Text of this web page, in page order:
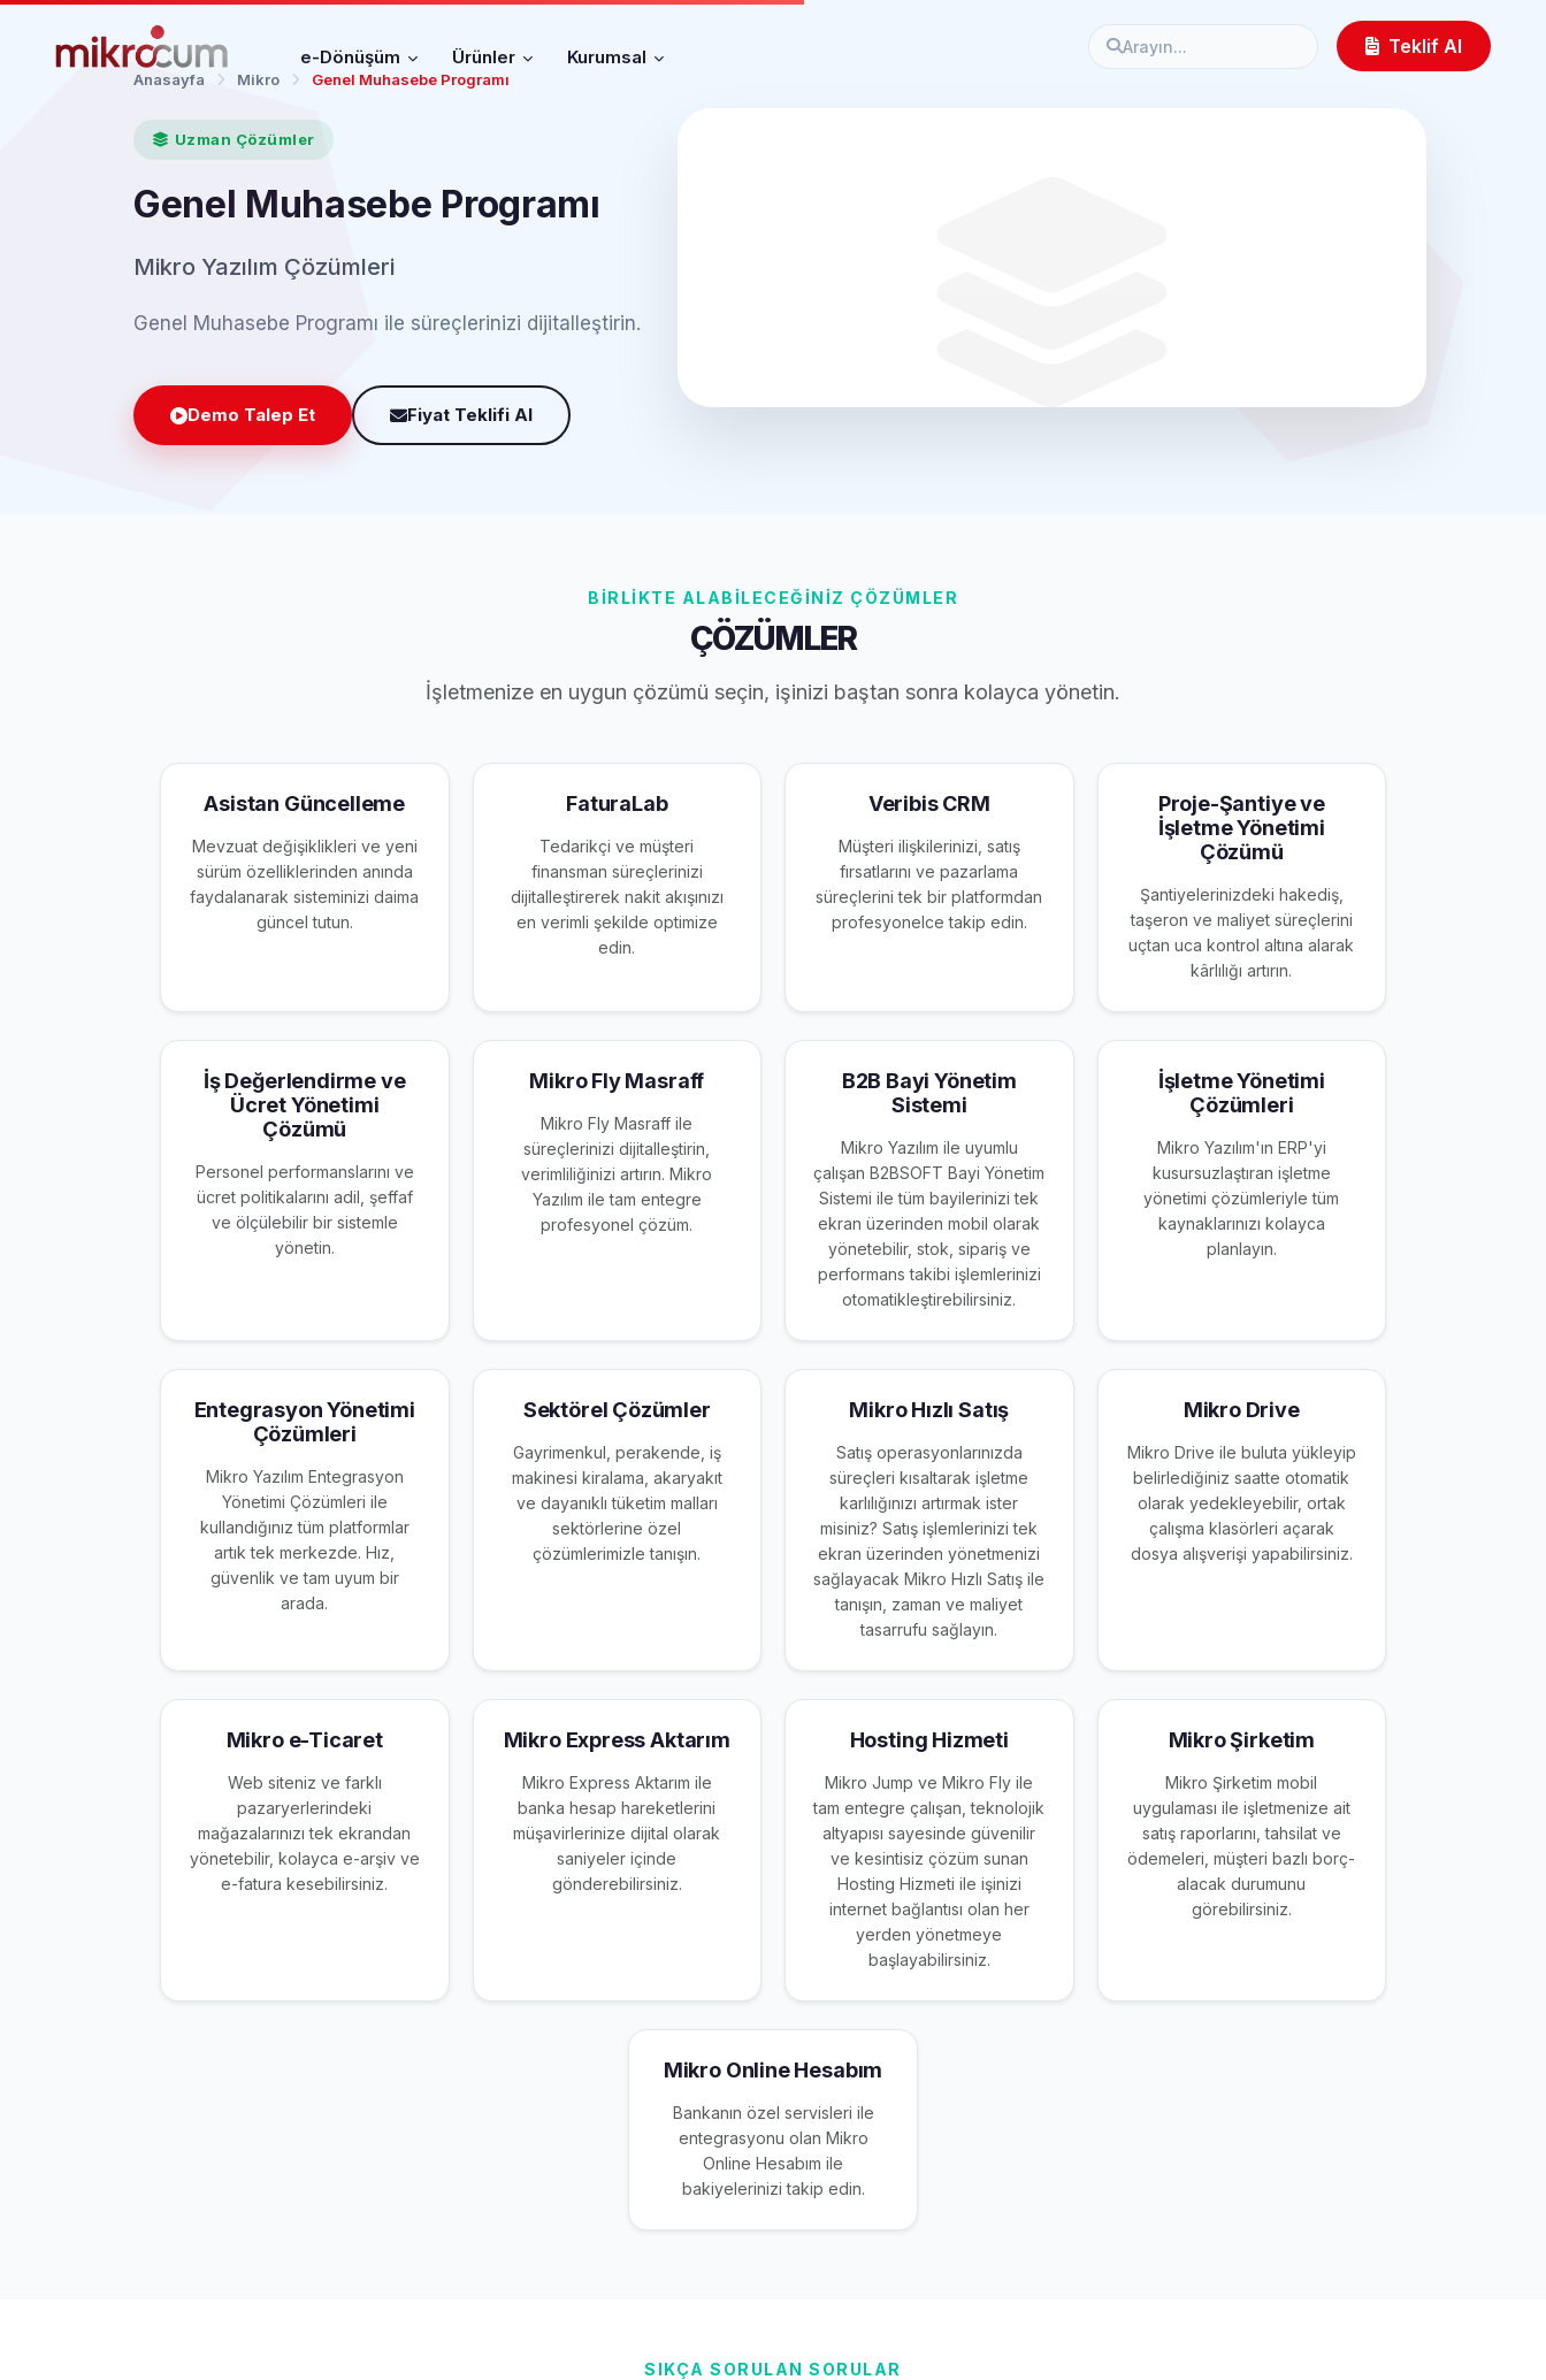
Arayın... Teklif Al
e-Dönüşüm Ürünler Kurumsal
Anasayfa Mikro Genel Muhasebe Programı
Uzman Çözümler
Genel Muhasebe Programı
Mikro Yazılım Çözümleri
Genel Muhasebe Programı ile süreçlerinizi dijitalleştirin.
Demo Talep Et Fiyat Teklifi Al
BİRLİKTE ALABİLECEĞİNİZ ÇÖZÜMLER
ÇÖZÜMLER
İşletmenize en uygun çözümü seçin, işinizi baştan sonra kolayca yönetin.
Asistan Güncelleme
Mevzuat değişiklikleri ve yeni
sürüm özelliklerinden anında
faydalanarak sisteminizi daima
güncel tutun.
FaturaLab
Tedarikçi ve müşteri
finansman süreçlerinizi
dijitalleştirerek nakit akışınızı
en verimli şekilde optimize
edin.
Veribis CRM
Müşteri ilişkilerinizi, satış
fırsatlarını ve pazarlama
süreçlerini tek bir platformdan
profesyonelce takip edin.
Proje-Şantiye ve
İşletme Yönetimi
Çözümü
Şantiyelerinizdeki hakediş,
taşeron ve maliyet süreçlerini
uçtan uca kontrol altına alarak
kârlılığı artırın.
İş Değerlendirme ve
Ücret Yönetimi
Çözümü
Personel performanslarını ve
ücret politikalarını adil, şeffaf
ve ölçülebilir bir sistemle
yönetin.
Mikro Fly Masraff
Mikro Fly Masraff ile
süreçlerinizi dijitalleştirin,
verimliliğinizi artırın. Mikro
Yazılım ile tam entegre
profesyonel çözüm.
B2B Bayi Yönetim
Sistemi
Mikro Yazılım ile uyumlu
çalışan B2BSOFT Bayi Yönetim
Sistemi ile tüm bayilerinizi tek
ekran üzerinden mobil olarak
yönetebilir, stok, sipariş ve
performans takibi işlemlerinizi
otomatikleştirebilirsiniz.
İşletme Yönetimi
Çözümleri
Mikro Yazılım'ın ERP'yi
kusursuzlaştıran işletme
yönetimi çözümleriyle tüm
kaynaklarınızı kolayca
planlayın.
Entegrasyon Yönetimi
Çözümleri
Mikro Yazılım Entegrasyon
Yönetimi Çözümleri ile
kullandığınız tüm platformlar
artık tek merkezde. Hız,
güvenlik ve tam uyum bir
arada.
Sektörel Çözümler
Gayrimenkul, perakende, iş
makinesi kiralama, akaryakıt
ve dayanıklı tüketim malları
sektörlerine özel
çözümlerimizle tanışın.
Mikro Hızlı Satış
Satış operasyonlarınızda
süreçleri kısaltarak işletme
karlılığınızı artırmak ister
misiniz? Satış işlemlerinizi tek
ekran üzerinden yönetmenizi
sağlayacak Mikro Hızlı Satış ile
tanışın, zaman ve maliyet
tasarrufu sağlayın.
Mikro Drive
Mikro Drive ile buluta yükleyip
belirlediğiniz saatte otomatik
olarak yedekleyebilir, ortak
çalışma klasörleri açarak
dosya alışverişi yapabilirsiniz.
Mikro e-Ticaret
Web siteniz ve farklı
pazaryerlerindeki
mağazalarınızı tek ekrandan
yönetebilir, kolayca e-arşiv ve
e-fatura kesebilirsiniz.
Mikro Express Aktarım
Mikro Express Aktarım ile
banka hesap hareketlerini
müşavirlerinize dijital olarak
saniyeler içinde
gönderebilirsiniz.
Hosting Hizmeti
Mikro Jump ve Mikro Fly ile
tam entegre çalışan, teknolojik
altyapısı sayesinde güvenilir
ve kesintisiz çözüm sunan
Hosting Hizmeti ile işinizi
internet bağlantısı olan her
yerden yönetmeye
başlayabilirsiniz.
Mikro Şirketim
Mikro Şirketim mobil
uygulaması ile işletmenize ait
satış raporlarını, tahsilat ve
ödemeleri, müşteri bazlı borç-
alacak durumunu
görebilirsiniz.
Mikro Online Hesabım
Bankanın özel servisleri ile
entegrasyonu olan Mikro
Online Hesabım ile
bakiyelerinizi takip edin.
SIKÇA SORULAN SORULAR